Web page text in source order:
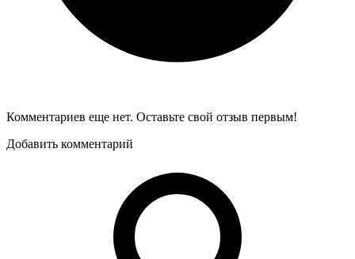
Комментариев еще нет. Оставьте свой отзыв первым!
Добавить комментарий